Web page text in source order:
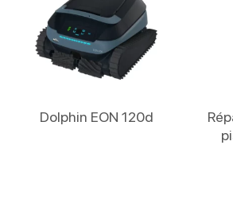
Dolphin EON 120d